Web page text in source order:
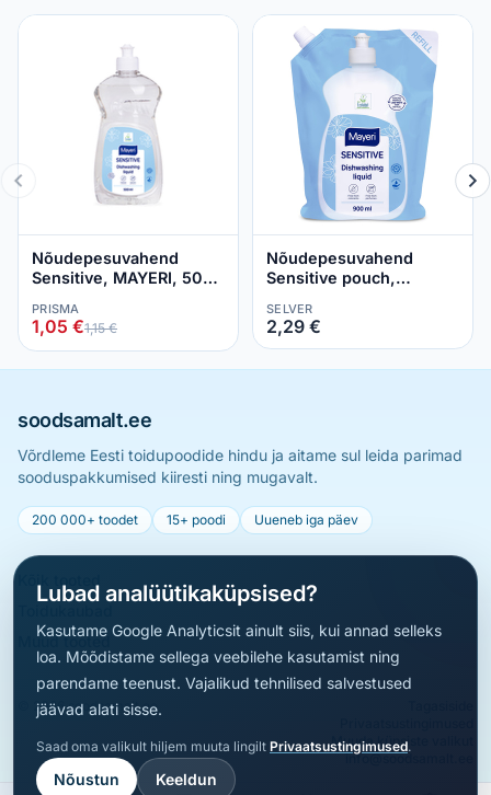
Nõudepesuvahend
Sensitive, MAYERI, 500
PRISMA
1,05 €1,15 €
Nõudepesuvahend
Sensitive pouch,
SELVER
2,29 €
soodsamalt.ee
Võrdleme Eesti toidupoodide hindu ja aitame sul leida parimad
sooduspakkumised kiiresti ning mugavalt.
200 000+ toodet 15+ poodi Uueneb iga päev
Muud tooted
© 2026 soodsamalt.ee
Muuda küpsiste valikut
info@soodsamalt.ee
Lubad analüütikaküpsised?
Kasutame Google Analyticsit ainult siis, kui annad selleks
loa. Mõõdistame sellega veebilehe kasutamist ning
parendame teenust. Vajalikud tehnilised salvestused
jäävad alati sisse.
Saad oma valikult hiljem muuta lingilt Privaatsustingimused.
Nõustun Keeldun